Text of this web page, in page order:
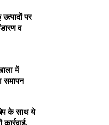
पर
व
में
समापन
के साथ ये